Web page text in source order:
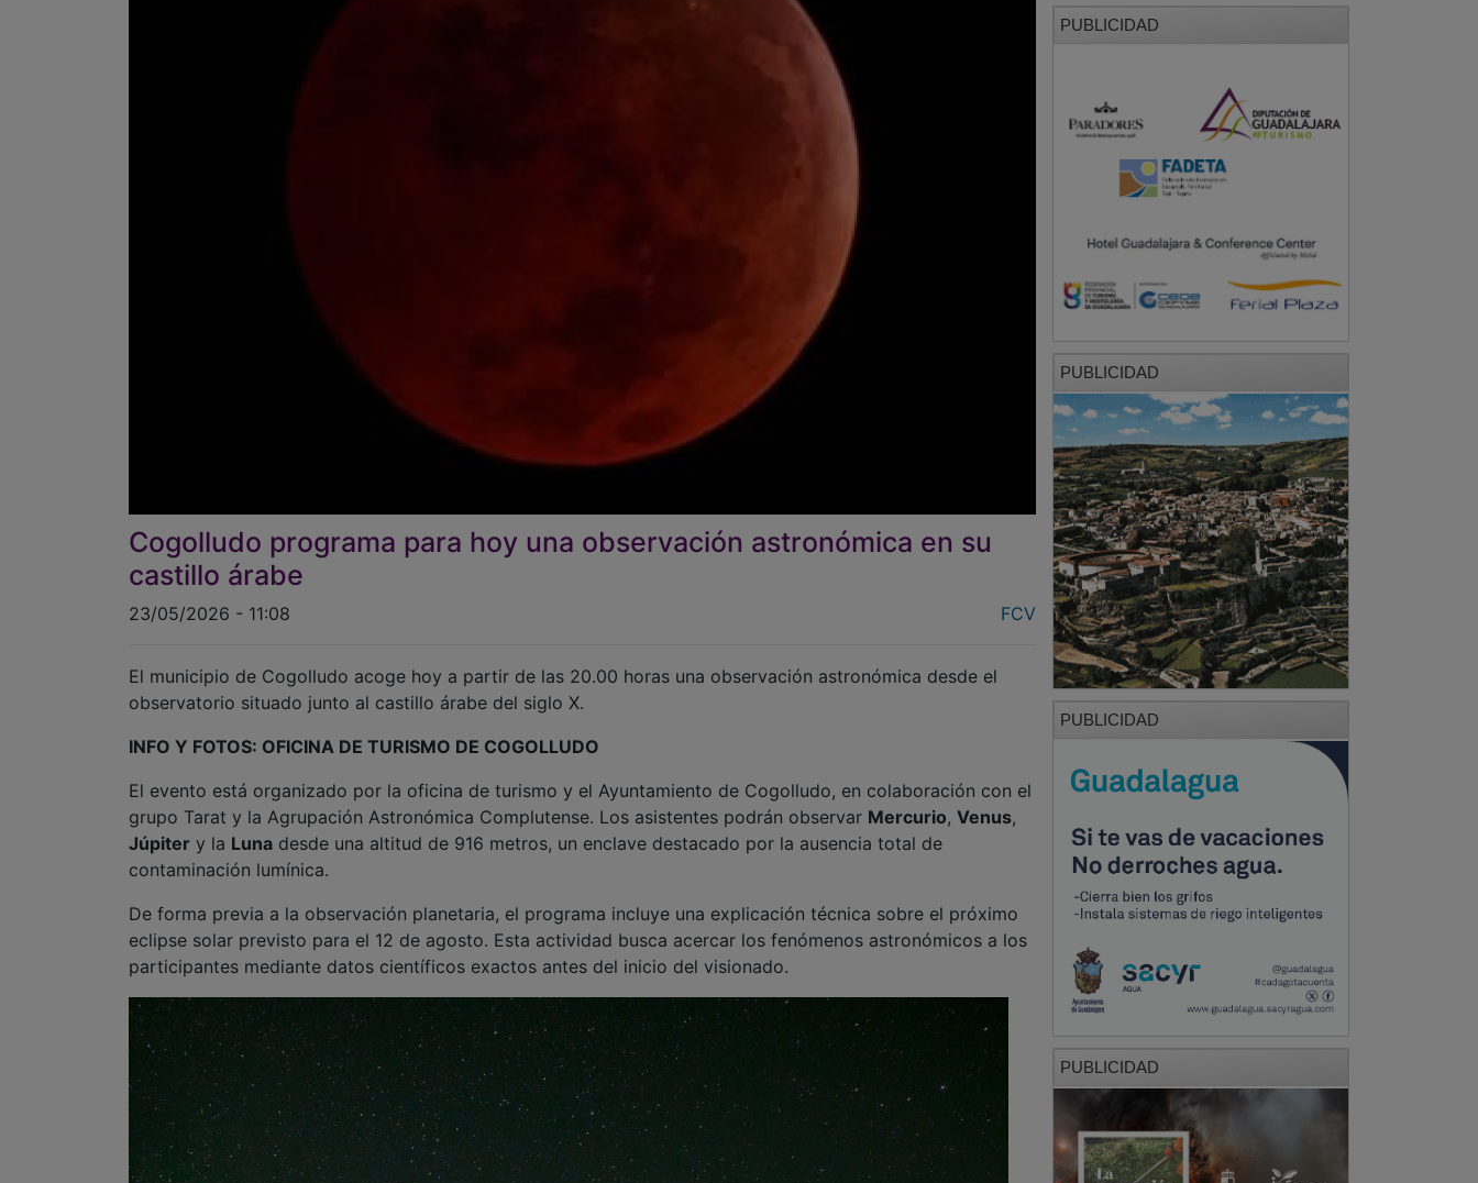
Cogolludo programa para hoy una observación astronómica en su
castillo árabe
23/05/2026 - 11:08 FCV
El municipio de Cogolludo acoge hoy a partir de las 20.00 horas una observación astronómica desde el
observatorio situado junto al castillo árabe del siglo X.
INFO Y FOTOS: OFICINA DE TURISMO DE COGOLLUDO
El evento está organizado por la oficina de turismo y el Ayuntamiento de Cogolludo, en colaboración con el
grupo Tarat y la Agrupación Astronómica Complutense. Los asistentes podrán observar Mercurio, Venus,
Júpiter y la Luna desde una altitud de 916 metros, un enclave destacado por la ausencia total de
contaminación lumínica.
De forma previa a la observación planetaria, el programa incluye una explicación técnica sobre el próximo
eclipse solar previsto para el 12 de agosto. Esta actividad busca acercar los fenómenos astronómicos a los
participantes mediante datos científicos exactos antes del inicio del visionado.
PUBLICIDAD
PUBLICIDAD
PUBLICIDAD
PUBLICIDAD